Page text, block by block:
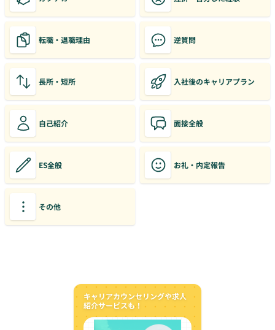
転職・退職理由 逆質問
長所・短所 入社後のキャリアプラン
自己紹介 面接全般
ES全般 お礼・内定報告
その他
キャリアカウンセリングや求人
紹介サービスも！